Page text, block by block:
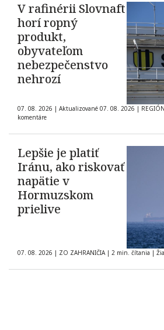
V rafinérii Slovnaft
horí ropný
produkt,
obyvateľom
nebezpečenstvo
nehrozí
07. 08. 2026 | Aktualizované 07. 08. 2026 |
komentáre
Lepšie je platiť
Iránu, ako riskovať
napätie v
Hormuzskom
prielive
07. 08. 2026 | ZO ZAHRANIČIA | 2 min. čítania |